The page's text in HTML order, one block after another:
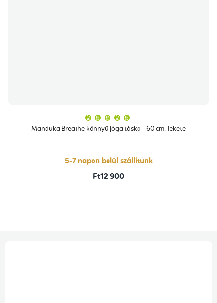
Manduka Breathe könnyű jóga táska - 60 cm, fekete
átlagos
értékelése
csillag.
5-7 napon belül szállítunk
Ft12 900